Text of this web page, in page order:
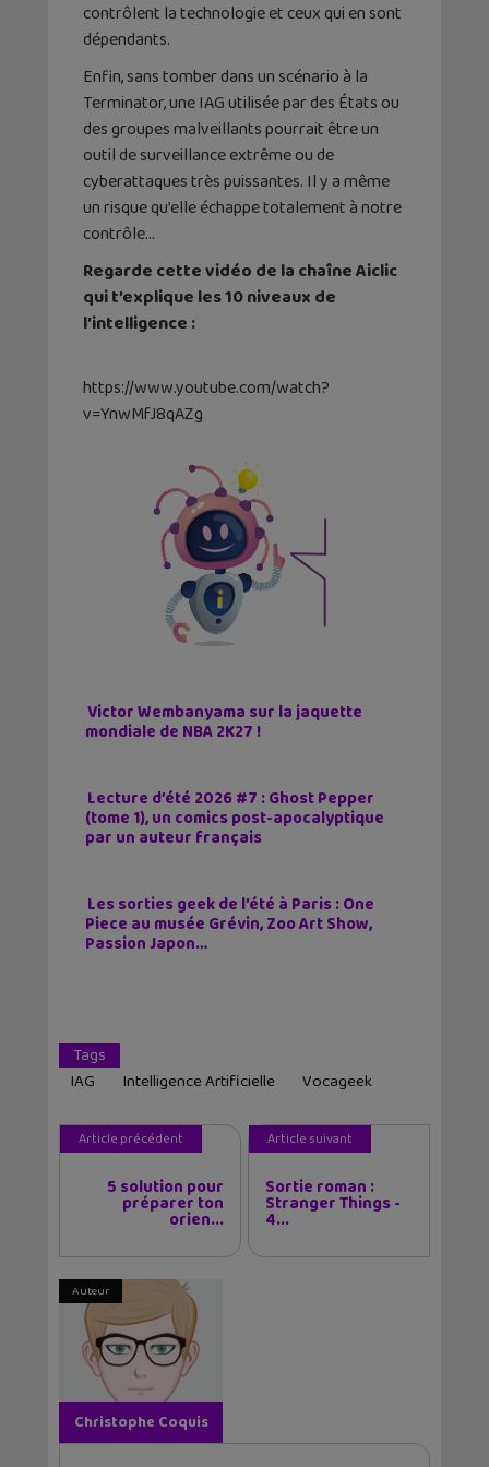
contrôlent la technologie et ceux qui en sont
dépendants.
Enfin, sans tomber dans un scénario à la
Terminator, une IAG utilisée par des États ou
des groupes malveillants pourrait être un
outil de surveillance extrême ou de
cyberattaques très puissantes. Il y a même
un risque qu’elle échappe totalement à notre
contrôle…
Regarde cette vidéo de la chaîne Aiclic
qui t’explique les 10 niveaux de
l’intelligence :
https://www.youtube.com/watch?
v=YnwMfJ8qAZg
Victor Wembanyama sur la jaquette
mondiale de NBA 2K27 !
Lecture d’été 2026 #7 : Ghost Pepper
(tome 1), un comics post-apocalyptique
par un auteur français
Les sorties geek de l’été à Paris : One
Piece au musée Grévin, Zoo Art Show,
Passion Japon…
Tags
IAG
Intelligence Artificielle Vocageek
Article précédent
5 solution pour
préparer ton
orien...
Article suivant
Sortie roman :
Stranger Things -
4...
Auteur
Christophe Coquis